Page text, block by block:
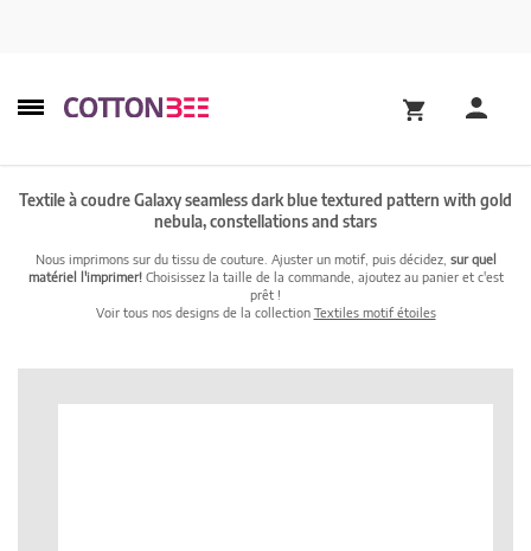
Textile à coudre Galaxy seamless dark blue textured pattern with gold
nebula, constellations and stars
Nous imprimons sur du tissu de couture. Ajuster un motif, puis décidez, sur quel
matériel l'imprimer!Choisissez la taille de la commande, ajoutez au panier et c'est
prêt !
Voir tous nos designs de la collection Textiles motif étoiles